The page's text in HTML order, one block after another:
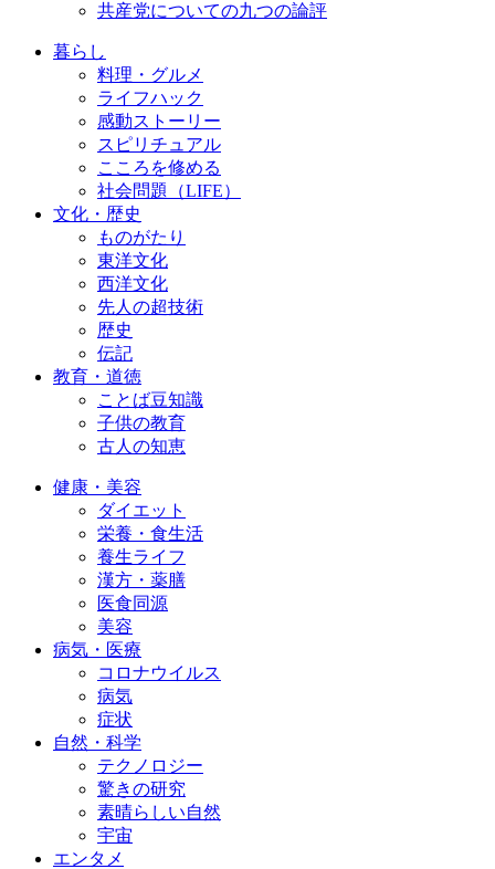
共産党についての九つの論評
暮らし
料理・グルメ
ライフハック
感動ストーリー
スピリチュアル
こころを修める
社会問題（LIFE）
文化・歴史
ものがたり
東洋文化
西洋文化
先人の超技術
歴史
伝記
教育・道徳
ことば豆知識
子供の教育
古人の知恵
健康・美容
ダイエット
栄養・食生活
養生ライフ
漢方・薬膳
医食同源
美容
病気・医療
コロナウイルス
病気
症状
自然・科学
テクノロジー
驚きの研究
素晴らしい自然
宇宙
エンタメ